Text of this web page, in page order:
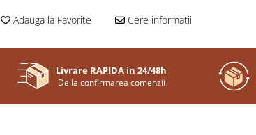
Adauga la Favorite Cere informatii
Livrare RAPIDA in 24/48h
De la confirmarea comenzii